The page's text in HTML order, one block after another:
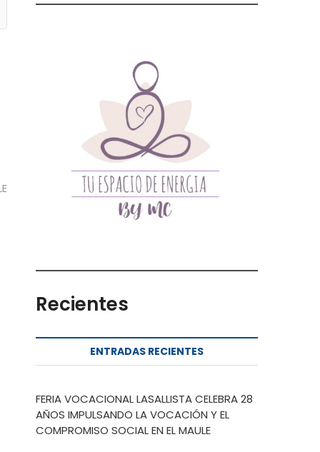
Recientes
ENTRADAS RECIENTES
FERIA VOCACIONAL LASALLISTA CELEBRA 28
AÑOS IMPULSANDO LA VOCACIÓN Y EL
COMPROMISO SOCIAL EN EL MAULE